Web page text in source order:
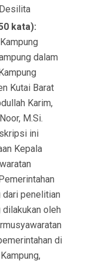
kata):
dalam
Kutai Barat
Karim,
M.Si.
ini
Kepala
dari penelitian
dilakukan oleh
di